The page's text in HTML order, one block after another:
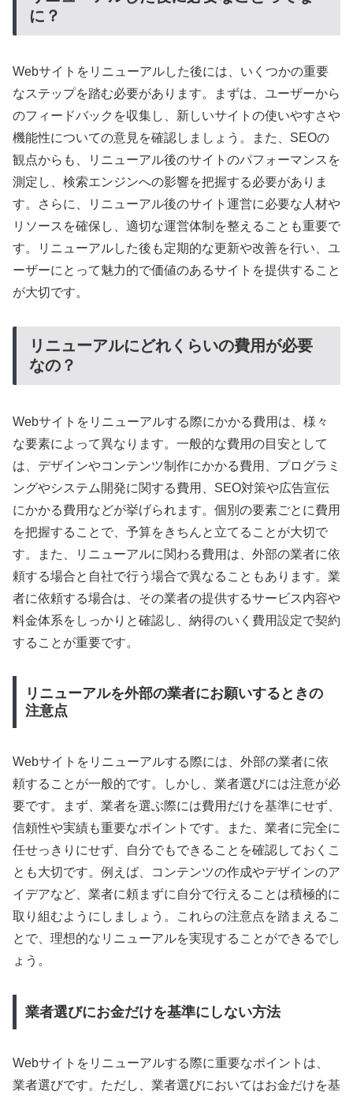
に？
Webサイトをリニューアルした後には、いくつかの重要
なステップを踏む必要があります。まずは、ユーザーから
のフィードバックを収集し、新しいサイトの使いやすさや
機能性についての意見を確認しましょう。また、SEOの
観点からも、リニューアル後のサイトのパフォーマンスを
測定し、検索エンジンへの影響を把握する必要がありま
す。さらに、リニューアル後のサイト運営に必要な人材や
リソースを確保し、適切な運営体制を整えることも重要で
す。リニューアルした後も定期的な更新や改善を行い、ユ
ーザーにとって魅力的で価値のあるサイトを提供すること
が大切です。
リニューアルにどれくらいの費用が必要
なの？
Webサイトをリニューアルする際にかかる費用は、様々
な要素によって異なります。一般的な費用の目安として
は、デザインやコンテンツ制作にかかる費用、プログラミ
ングやシステム開発に関する費用、SEO対策や広告宣伝
にかかる費用などが挙げられます。個別の要素ごとに費用
を把握することで、予算をきちんと立てることが大切で
す。また、リニューアルに関わる費用は、外部の業者に依
頼する場合と自社で行う場合で異なることもあります。業
者に依頼する場合は、その業者の提供するサービス内容や
料金体系をしっかりと確認し、納得のいく費用設定で契約
することが重要です。
リニューアルを外部の業者にお願いするときの
注意点
Webサイトをリニューアルする際には、外部の業者に依
頼することが一般的です。しかし、業者選びには注意が必
要です。まず、業者を選ぶ際には費用だけを基準にせず、
信頼性や実績も重要なポイントです。また、業者に完全に
任せっきりにせず、自分でもできることを確認しておくこ
とも大切です。例えば、コンテンツの作成やデザインのア
イデアなど、業者に頼まずに自分で行えることは積極的に
取り組むようにしましょう。これらの注意点を踏まえるこ
とで、理想的なリニューアルを実現することができるでし
ょう。
業者選びにお金だけを基準にしない方法
Webサイトをリニューアルする際に重要なポイントは、
業者選びです。ただし、業者選びにおいてはお金だけを基